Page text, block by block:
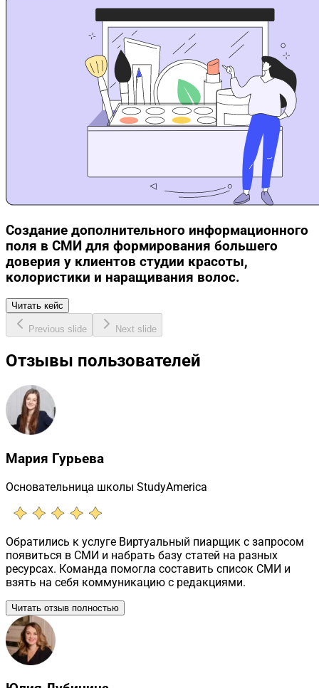
Создание дополнительного информационного
поля в СМИ для формирования большего
доверия у клиентов студии красоты,
колористики и наращивания волос.
Читать кейс
Previous slide Next slide
Отзывы пользователей
Мария Гурьева
Основательница школы StudyAmerica
Обратились к услуге Виртуальный пиарщик с запросом
появиться в СМИ и набрать базу статей на разных
ресурсах. Команда помогла составить список СМИ и
взять на себя коммуникацию с редакциями.
Читать отзыв полностью